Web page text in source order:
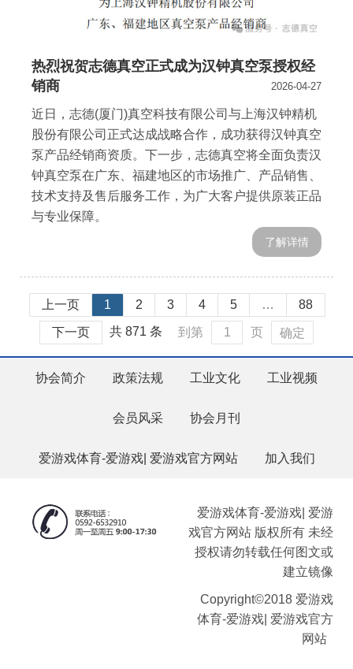
热烈祝贺志德真空正式成为汉钟真空泵授权经
销商
2026-04-27
近日，志德(厦门)真空科技有限公司与上海汉钟精机
股份有限公司正式达成战略合作，成功获得汉钟真空
泵产品经销商资质。下一步，志德真空将全面负责汉
钟真空泵在广东、福建地区的市场推广、产品销售、
技术支持及售后服务工作，为广大客户提供原装正品
与专业保障。
了解详情
上一页 1 2 3 4 5 … 88
下一页 共 871 条 到第 页 确定
协会简介 政策法规 工业文化 工业视频
会员风采 协会月刊
爱游戏体育-爱游戏| 爱游戏官方网站 加入我们
爱游戏体育-爱游戏| 爱游
戏官方网站 版权所有 未经
授权请勿转载任何图文或
建立镜像
Copyright©2018 爱游戏
体育-爱游戏| 爱游戏官方
网站